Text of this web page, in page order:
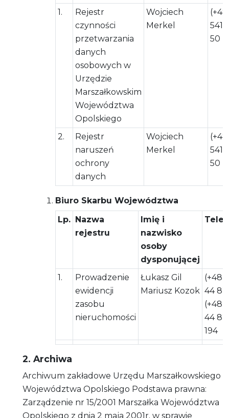
1.
Rejestr
czynności
przetwarzania
danych
osobowych w
Urzędzie
Marszałkowskim
Województwa
Opolskiego
Wojciech
Merkel
541
50
2.
Rejestr
naruszeń
ochrony
danych
Wojciech
Merkel
541
50
Biuro Skarbu Województwa
Lp. Nazwa
rejestru
Imię i
nazwisko
osoby
dysponującej
1.
Prowadzenie
ewidencji
zasobu
nieruchomości
Łukasz Gil
Mariusz Kozok
(+48)
44 82
(+48)
44 82
194
2. Archiwa
Archiwum zakładowe Urzędu Marszałkowskiego
Województwa Opolskiego Podstawa prawna:
Zarządzenie nr 15/2001 Marszałka Województwa
Opolskiego z dnia 2 maja 2001r. w sprawie